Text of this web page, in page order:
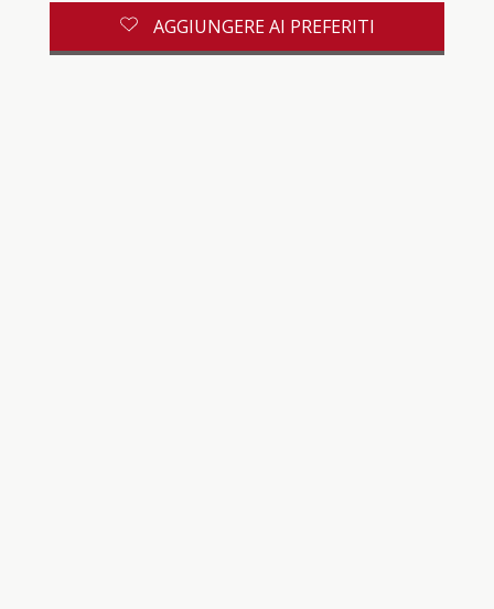
AGGIUNGERE AI PREFERITI